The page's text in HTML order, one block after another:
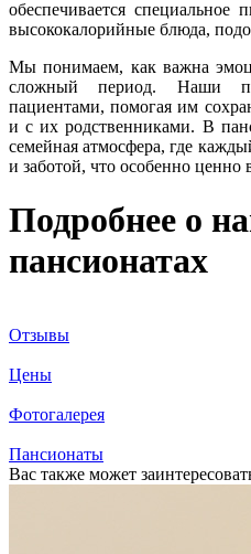
обеспечивается специальное
высококалорийные блюда,
Мы понимаем, как важна
сложный период. Наши
пациентами, помогая им
и с их родственниками. В
семейная атмосфера, где
и заботой, что особенно ценно
Подробнее о
пансионатах
Отзывы
Цены
Фотогалерея
Пансионаты
Вас также может